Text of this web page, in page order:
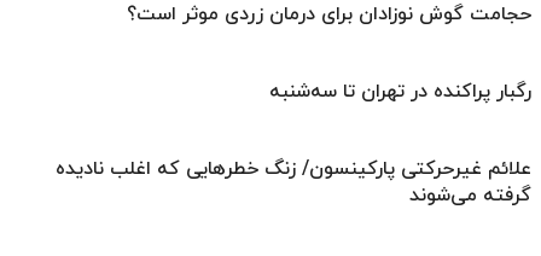
حجامت گوش نوزادان برای درمان زردی موثر است؟
رگبار پراکنده در تهران تا سه‌شنبه
علائم غیرحرکتی پارکینسون/ زنگ خطرهایی که اغلب نادیده
گرفته می‌شوند